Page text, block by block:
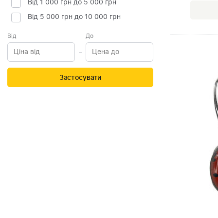
Від 1 000 грн до 5 000 грн
Від 5 000 грн до 10 000 грн
Від До
Застосувати